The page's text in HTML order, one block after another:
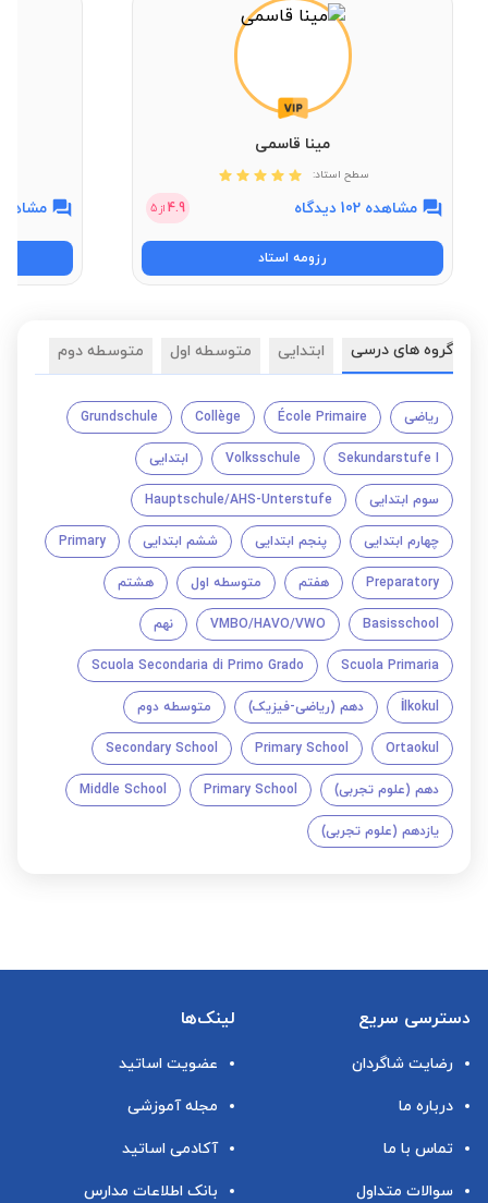
مینا قاسمی
سطح استاد:
مشاهده 102 دیدگاه 4.9 از 5
رزومه استاد
مشاهده 168
گروه های درسی ابتدایی متوسطه اول متوسطه دوم
ریاضی École Primaire
Collège
Grundschule
Sekundarstufe I
Volksschule ابتدایی
سوم ابتدایی Hauptschule/AHS-Unterstufe
چهارم ابتدایی پنجم ابتدایی ششم ابتدایی Primary
Preparatory هفتم متوسطه اول هشتم
Basisschool
VMBO/HAVO/VWO نهم
Scuola Primaria
Scuola Secondaria di Primo Grado
İlkokul دهم (ریاضی-فیزیک) متوسطه دوم
Ortaokul
Primary School
Secondary School
دهم (علوم تجربی) Primary School
Middle School
یازدهم (علوم تجربی)
دسترسی سریع
رضایت شاگردان
درباره ما
تماس با ما
سوالات متداول
لینک‌ها
عضویت اساتید
مجله آموزشی
آکادمی اساتید
بانک اطلاعات مدارس